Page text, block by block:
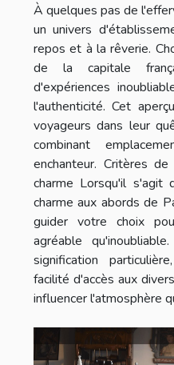
À quelques pas de
un univers
repos et à la rêverie.
de la capitale
d'expériences
l'authenticité. Cet
voyageurs dans leur
combinant
enchanteur. Critères
charme Lorsqu'il s'agit
charme aux abords de
guider votre choix
agréable
signification
facilité d'accès aux
influencer l'atmosphère